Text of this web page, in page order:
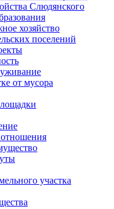
Слюдянского
хозяйство
поселений
от мусора
участка